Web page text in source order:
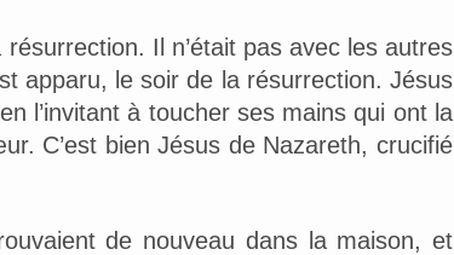
Il n’était pas avec les autres
apparu, le soir de la résurrection. Jésus
l’invitant à toucher ses mains qui ont la
C’est bien Jésus de Nazareth, crucifié
de nouveau dans la maison, et